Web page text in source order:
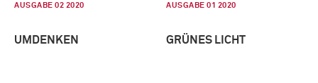
AUSGABE 02 2020
UMDENKEN
AUSGABE 01 2020
GRÜNES LICHT